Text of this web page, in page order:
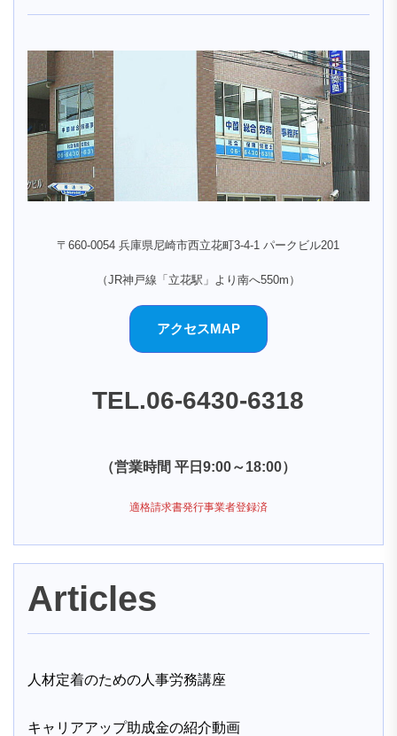
〒660-0054 兵庫県尼崎市西立花町3-4-1 パークビル201
（JR神戸線「立花駅」より南へ550m）
アクセスMAP
TEL.06-6430-6318
（営業時間 平日9:00～18:00）
適格請求書発行事業者登録済
Articles
人材定着のための人事労務講座
キャリアアップ助成金の紹介動画